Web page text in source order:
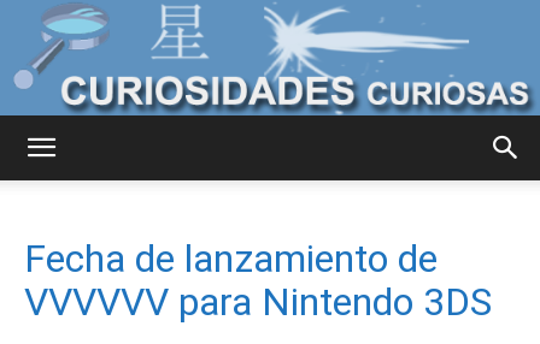
Curiosas
Fecha de lanzamiento de
VVVVVV para Nintendo 3DS